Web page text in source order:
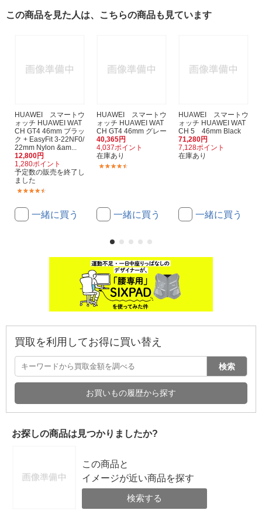
この商品を見た人は、こちらの商品も見ています
HUAWEI スマートウ
ォッチ HUAWEI WAT
CH GT4 46mm ブラッ
ク + EasyFit 3-22NF0/
22mm Nylon &am...
12,800円
1,280ポイント
予定数の販売を終了し
ました
一緒に買う
HUAWEI スマートウ
ォッチ HUAWEI WAT
CH GT4 46mm グレー
40,365円
4,037ポイント
在庫あり
一緒に買う
HUAWEI スマートウ
ォッチ HUAWEI WAT
CH 5 46mm Black
71,280円
7,128ポイント
在庫あり
一緒に買う
買取を利用してお得に買い替え
検索
お買いもの履歴から探す
お探しの商品は見つかりましたか?
この商品と
イメージが近い商品を探す
検索する